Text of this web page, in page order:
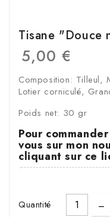
Tisane "Douce
5,00 €
Composition: Tilleul,
Lotier corniculé,
Poids net: 30 gr
Pour
vous sur mon
cliquant sur ce
Quantité